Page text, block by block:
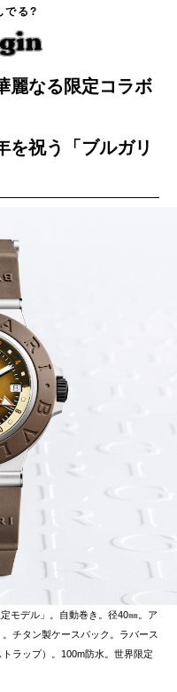
でる?
ダーの華麗なる限定コラボモデル
麗なる限定コラボ
を祝う「ブルガリ
モデル」。自動巻き。径40㎜。ア
チタン製ケースバック。ラバース
ラップ）。100m防水。世界限定